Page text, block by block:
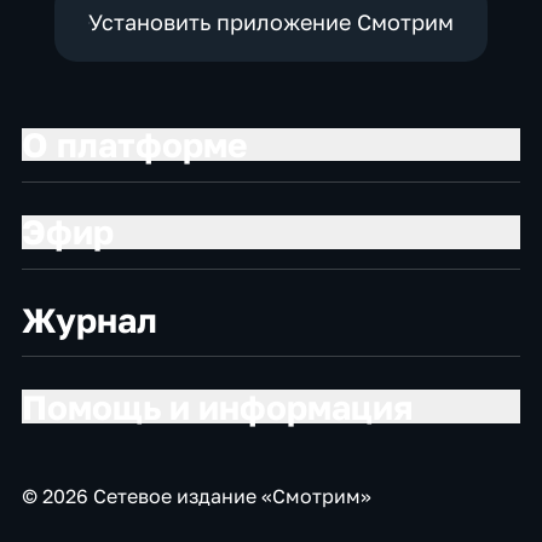
Установить приложение Смотрим
Журнал
© 2026 Сетевое издание «Смотрим»